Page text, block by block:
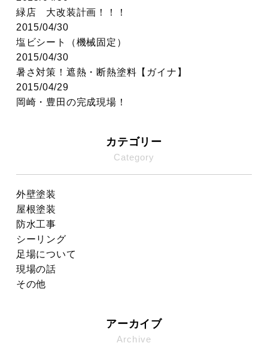
緑店 大改装計画！！！
2015/04/30
塩ビシート（機械固定）
2015/04/30
暑さ対策！遮熱・断熱塗料【ガイナ】
2015/04/29
岡崎・豊田の完成現場！
カテゴリー
Category
外壁塗装
屋根塗装
防水工事
シーリング
足場について
現場の話
その他
アーカイブ
Archive